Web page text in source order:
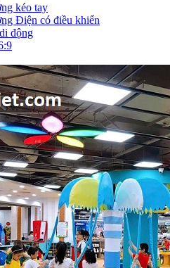
kéo tay
Điện có điều khiển
động